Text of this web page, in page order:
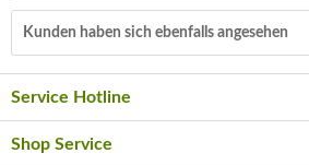
Kunden haben sich ebenfalls angesehen
Service Hotline
Shop Service